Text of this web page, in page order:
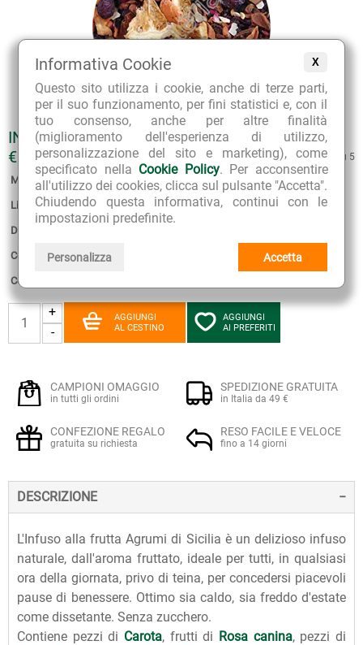
X
Informativa Cookie
Questo sito utilizza i cookie, anche di terze parti,
per il suo funzionamento, per fini statistici e, con il
tuo consenso, anche per altre finalità
(miglioramento dell'esperienza di utilizzo,
personalizzazione del sito e marketing), come
specificato nella Cookie Policy. Per acconsentire
all'utilizzo dei cookies, clicca sul pulsante "Accetta".
Chiudendo questa informativa, continui con le
impostazioni predefinite.
Personalizza Accetta
INFUSO AGRUMI DI SICILIA
€ 5.90
4.9 su 5
Marca: Neavita
Linea: Tè Infusi Tisane Sfusi
Disponibilità:
Confezione: 100 grammi - sfuso
Consegna stimata:
+
-
AGGIUNGI
AL CESTINO
AGGIUNGI
AI PREFERITI
CAMPIONI OMAGGIO
in tutti gli ordini
SPEDIZIONE GRATUITA
in Italia da 49 €
CONFEZIONE REGALO
gratuita su richiesta
RESO FACILE E VELOCE
fino a 14 giorni
DESCRIZIONE
L'Infuso alla frutta Agrumi di Sicilia è un delizioso infuso
naturale, dall'aroma fruttato, ideale per tutti, in qualsiasi
ora della giornata, privo di teina, per concedersi piacevoli
pause di benessere. Ottimo sia caldo, sia freddo d'estate
come dissetante. Senza zucchero.
Contiene pezzi di Carota, frutti di Rosa canina, pezzi di